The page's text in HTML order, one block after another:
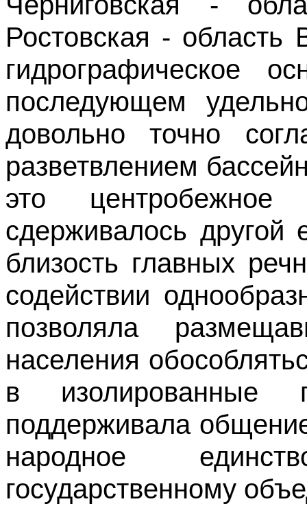
Ростовская -
гидрографическое
последующем
довольно точно
разветвлением
это
сдерживалось другой
близость главных
содействии
позволяла
населения
в изолированные
поддерживала
народное
государственному